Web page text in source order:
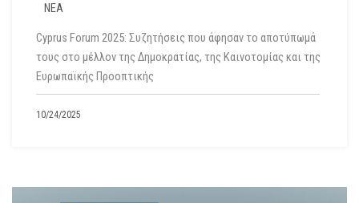
ΝΕΑ
Cyprus Forum 2025: Συζητήσεις που άφησαν το αποτύπωμά
τους στο μέλλον της Δημοκρατίας, της Καινοτομίας και της
Ευρωπαϊκής Προοπτικής
10/24/2025